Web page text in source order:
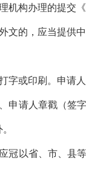
机构办理的提交
文的，应当提供中
字或印刷。申请
申请人章戳（签
冠以省、市、县